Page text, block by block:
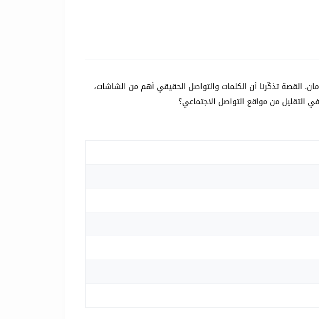
القصة تذكّرنا أن الكلمات والتواصل الحقيقي أهم من الشاشات،
التقليل من مواقع التواصل الاجتماعي؟